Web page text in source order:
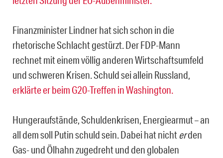
Finanzminister Lindner hat sich schon in die
rhetorische Schlacht gestürzt. Der FDP-Mann
rechnet mit einem völlig anderen Wirtschaftsumfeld
und schweren Krisen. Schuld sei allein Russland,
erklärte er beim G20-Treffen in Washington.
Hungeraufstände, Schuldenkrisen, Energiearmut – an
all dem soll Putin schuld sein. Dabei hat nichterden
Gas- und Ölhahn zugedreht und den globalen